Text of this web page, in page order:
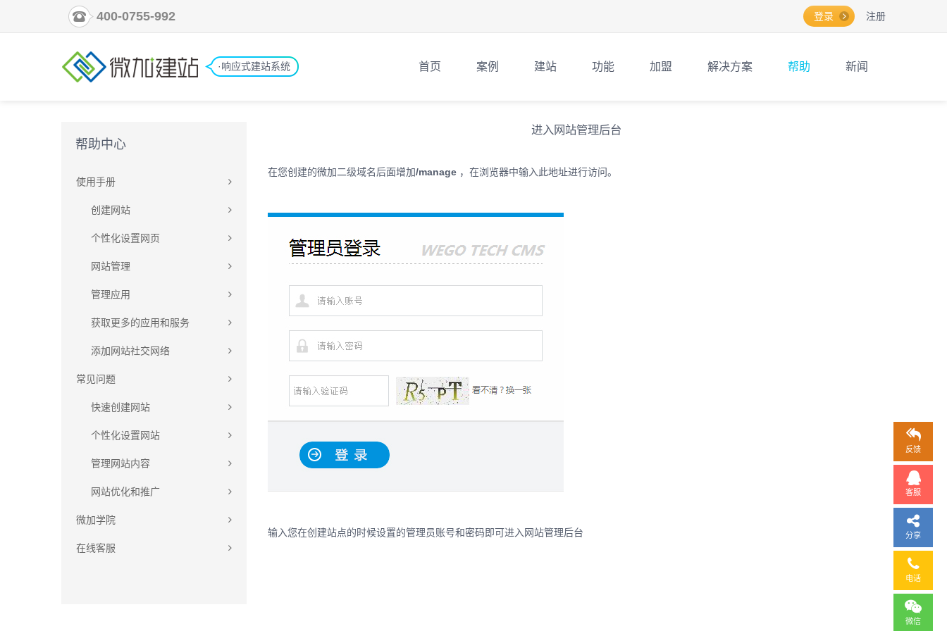
400-0755-992 登录 注册
·响应式建站系统 首页 案例 建站 功能 加盟 解决方案 帮助 新闻
帮助中心
使用手册
创建网站
个性化设置网页
网站管理
管理应用
获取更多的应用和服务
添加网站社交网络
常见问题
快速创建网站
个性化设置网站
管理网站内容
网站优化和推广
微加学院
在线客服
进入网站管理后台
在您创建的微加二级域名后面增加/manage，在浏览器中输入此地址进行访问。
输入您在创建站点的时候设置的管理员账号和密码即可进入网站管理后台
反馈
客服
分享
电话
微信